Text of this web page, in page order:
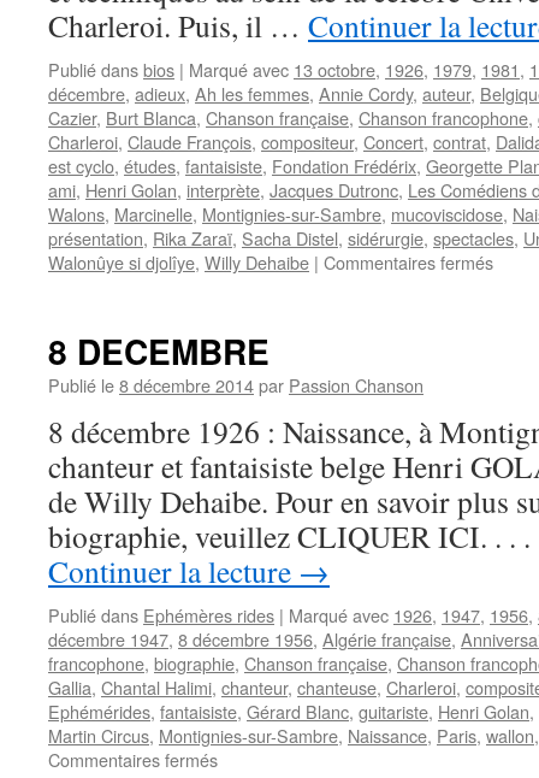
Charleroi. Puis, il … Continuer la
Publié dansbios | Marqué avec 13 octobre, 1926, 1979, 1981,
décembre, adieux, Ah les femmes, Annie Cordy, auteur,
Cazier, Burt Blanca, Chanson française, Chanson francophone,
Charleroi, Claude François, compositeur, Concert, contrat,
est cyclo, études, fantaisiste, Fondation Frédérix, Georgette
ami, Henri Golan, interprète, Jacques Dutronc, Les Comédiens
Walons, Marcinelle, Montignies-sur-Sambre, mucoviscidose,
présentation, Rika Zaraï, Sacha Distel, sidérurgie, spectacles,
Walonûye si djolîye, Willy Dehaibe | Commentaires ferméssur
8 DECEMBRE
Publié le8 décembre 2014par Passion Chanson
8 décembre 1926 : Naissance, à
chanteur et fantaisiste belge Henri
de Willy Dehaibe. Pour en savoir plus
biographie, veuillez CLIQUER ICI.
Continuer la lecture →
Publié dans Ephémères rides | Marqué avec 1926, 1947, 1956,
décembre 1947, 8 décembre 1956, Algérie française,
francophone, biographie, Chanson française, Chanson
Gallia, Chantal Halimi, chanteur, chanteuse, Charleroi,
Ephémérides, fantaisiste, Gérard Blanc, guitariste, Henri Golan,
Martin Circus, Montignies-sur-Sambre, Naissance, Paris, wallon
Commentaires ferméssur